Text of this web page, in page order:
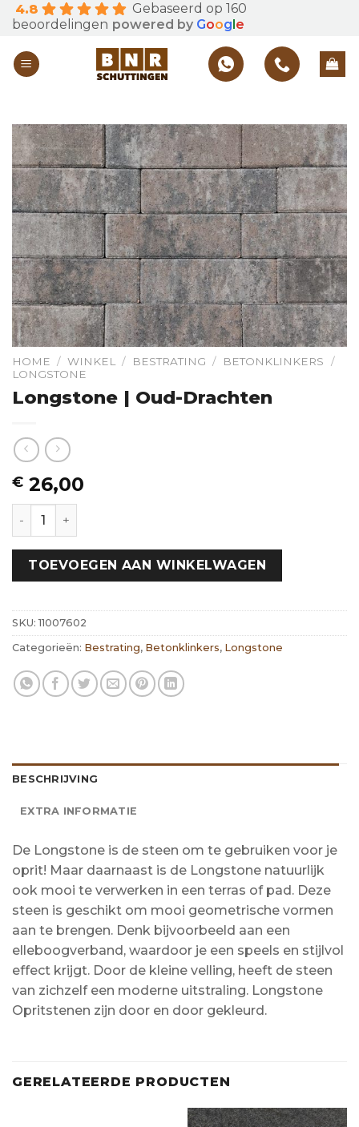
Skip
to
content
4.8
Gebaseerd op 160
beoordelingen powered by Goog e
HOME / WINKEL / BESTRATING / BETONKLINKERS
/
LONGSTONE
Longstone | Oud-Drachten
€ 26,00
Longstone | Oud-Drachten hoeveelheid
TOEVOEGEN AAN WINKELWAGEN
SKU:11007602
Categorieën: Bestrating, Betonklinkers, Longstone
BESCHRIJVING
EXTRA INFORMATIE
De Longstone is de steen om te gebruiken voor je
oprit! Maar daarnaast is de Longstone natuurlijk
ook mooi te verwerken in een terras of pad. Deze
steen is geschikt om mooi geometrische vormen
aan te brengen. Denk bijvoorbeeld aan een
elleboogverband, waardoor je een speels en stijlvol
effect krijgt. Door de kleine velling, heeft de steen
van zichzelf een moderne uitstraling. Longstone
Opritstenen zijn door en door gekleurd.
GERELATEERDE PRODUCTEN